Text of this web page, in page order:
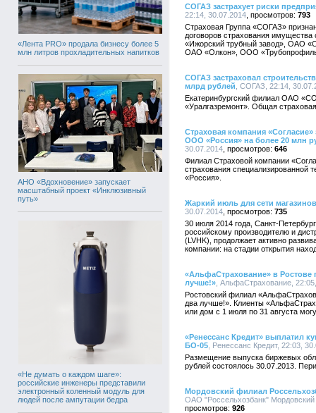
«Лента PRO» продала бизнесу более 5
млн литров прохладительных напитков
АНО «Вдохновение» запускает
масштабный проект «Инклюзивный
путь»
«Не думать о каждом шаге»:
российские инженеры представили
электронный коленный модуль для
людей после ампутации бедра
СОГАЗ застрахует риски
22:14, 30.07.2014
793
Страховая Группа «СОГАЗ»
договоров страхования
«Ижорский трубный завод», ОАО
ОАО «Олкон», ООО
СОГАЗ застраховал
млрд рублей , СОГАЗ, 22:14,
Екатеринбургский филиал ОАО
«Уралгазремонт». Общая
Страховая компания «Согласие»
ООО «Россия» на более 20 млн
30.07.2014
646
Филиал Страховой компании
страхования
«Россия».
Жаркий июль для сети
30.07.2014
735
30 июля 2014 года, Санкт-
российскому производителю и
(LVHK), продолжает активно
компании: на стадии открытия
«АльфаСтрахование» в Ростове
лучше!» , АльфаСтрахование,
Ростовский филиал
два лучше!». Клиенты
или дом с 1 июля по 31 августа
«Ренессанс Кредит» выплатил
БО-05 , Ренессанс Кредит, 22:03,
Размещение выпуска биржевых
рублей состоялось 30.07.2013.
Мордовский филиал
ОАО "Россельхозбанк"
926